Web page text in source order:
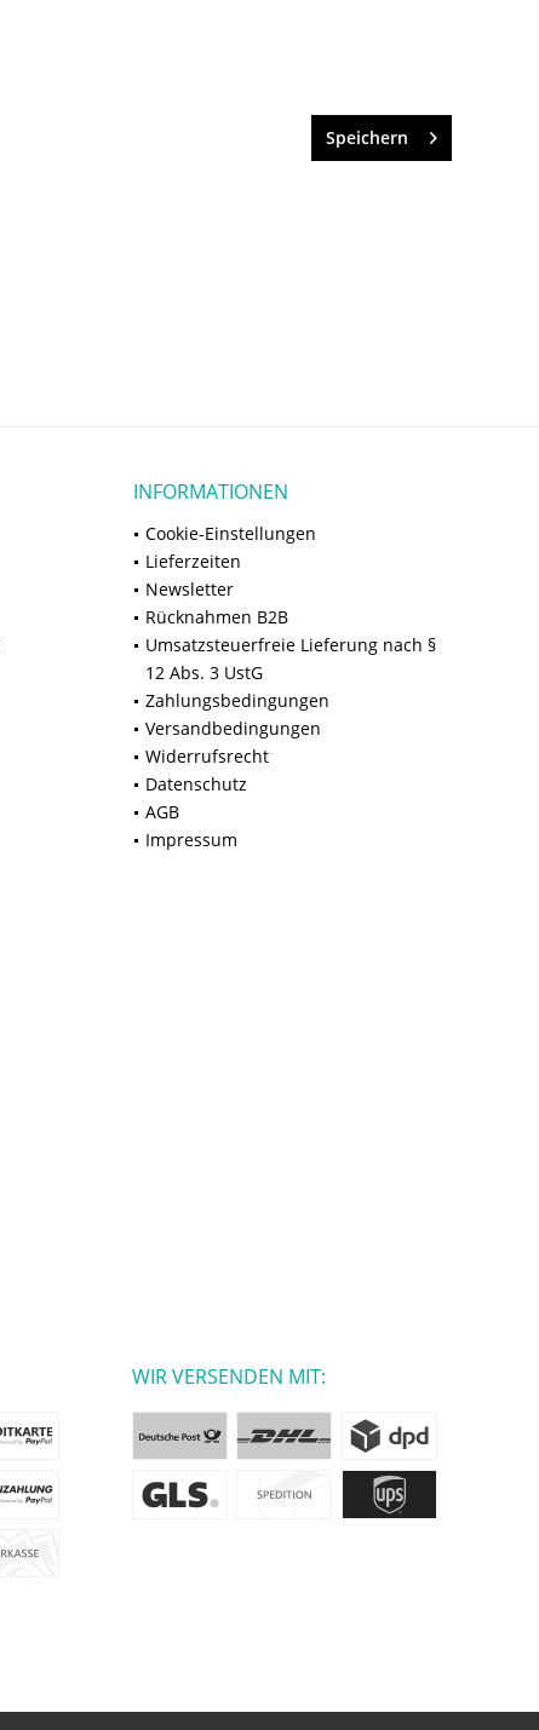
Speichern
INFORMATIONEN
Cookie-Einstellungen
Lieferzeiten
Newsletter
Rücknahmen B2B
Umsatzsteuerfreie Lieferung nach §
12 Abs. 3 UstG
Zahlungsbedingungen
Versandbedingungen
Widerrufsrecht
Datenschutz
AGB
Impressum
WIR VERSENDEN MIT: